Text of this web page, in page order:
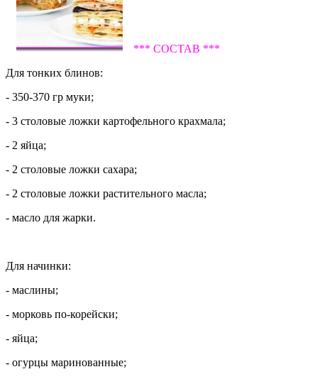
*** СОСТАВ ***
Для тонких блинов:
- 350-370 гр муки;
- 3 столовые ложки картофельного крахмала;
- 2 яйца;
- 2 столовые ложки сахара;
- 2 столовые ложки растительного масла;
- масло для жарки.
Для начинки:
- маслины;
- морковь по-корейски;
- яйца;
- огурцы маринованные;